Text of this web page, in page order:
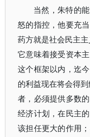
当然，朱特的
怒的指控，他要充
药方就是社会民主
它意味着接受资本
这个框架以内，迄
的利益现在将会得
者，必须提供多数
经济计划，在民主
该担任更大的作用